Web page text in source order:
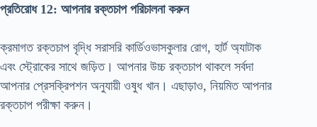
প্রতিরোধ 12: আপনার রক্তচাপ পরিচালনা করুন
ক্রমাগত রক্তচাপ বৃদ্ধি সরাসরি কার্ডিওভাসকুলার রোগ, হার্ট অ্যাটাক
এবং স্ট্রোকের সাথে জড়িত। আপনার উচ্চ রক্তচাপ থাকলে সর্বদা
আপনার প্রেসক্রিপশন অনুযায়ী ওষুধ খান। এছাড়াও, নিয়মিত আপনার
রক্তচাপ পরীক্ষা করুন।